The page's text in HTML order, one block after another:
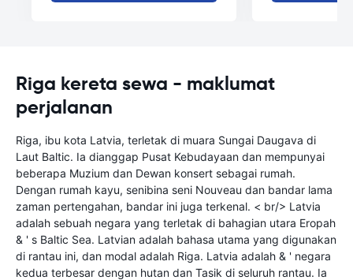
Riga kereta sewa - maklumat
perjalanan
Riga, ibu kota Latvia, terletak di muara Sungai Daugava di
Laut Baltic. Ia dianggap Pusat Kebudayaan dan mempunyai
beberapa Muzium dan Dewan konsert sebagai rumah.
Dengan rumah kayu, senibina seni Nouveau dan bandar lama
zaman pertengahan, bandar ini juga terkenal. < br/> Latvia
adalah sebuah negara yang terletak di bahagian utara Eropah
& ' s Baltic Sea. Latvian adalah bahasa utama yang digunakan
di rantau ini, dan modal adalah Riga. Latvia adalah & ' negara
kedua terbesar dengan hutan dan Tasik di seluruh rantau. Ia